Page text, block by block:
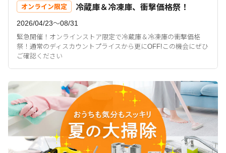
オンライン限定 冷蔵庫＆冷凍庫、衝撃価格祭！
2026/04/23〜08/31
緊急開催！オンラインストア限定で冷蔵庫＆冷凍庫の衝撃価格
祭！通常のディスカウントプライスから更にOFF!この機会にぜひ
ご確認ください